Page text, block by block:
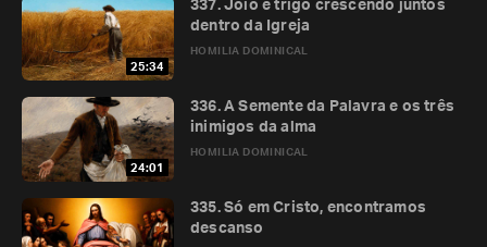
25:34
HOMILIA DOMINICAL
337. Joio e trigo crescendo juntos
dentro da Igreja
24:01
HOMILIA DOMINICAL
336. A Semente da Palavra e os três
inimigos da alma
335. Só em Cristo, encontramos
descanso